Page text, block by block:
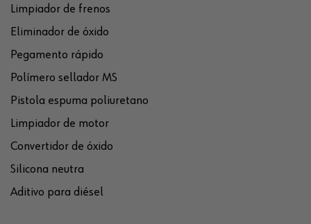
Limpiador de frenos
Eliminador de óxido
Pegamento rápido
Polímero sellador MS
Pistola espuma poliuretano
Limpiador de motor
Convertidor de óxido
Silicona neutra
Aditivo para diésel